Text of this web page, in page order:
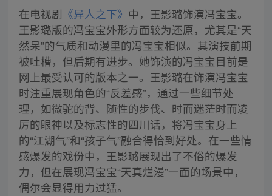
在电视剧 《异人之下》 中，王影璐饰演冯宝宝。
王影璐版的冯宝宝外形方面较为还原，尤其是“天
然呆”的气质和动漫里的冯宝宝相似。其演技前期
被吐槽，但后期有进步。她饰演的冯宝宝目前是
网上最受认可的版本之一。王影璐在饰演冯宝宝
时注重展现角色的“反差感”，通过一些细节处
理，如微驼的背、随性的步伐、时而迷茫时而凌
厉的眼神以及标志性的四川话，将冯宝宝身上
的“江湖气”和“孩子气”融合得恰到好处。在一些情
感爆发的戏份中，王影璐展现出了不俗的爆发
力，但在展现冯宝宝“天真烂漫”一面的场景中，
偶尔会显得用力过猛。